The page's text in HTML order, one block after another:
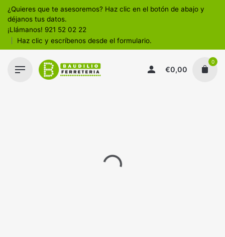
¿Quieres que te asesoremos? Haz clic en el botón de abajo y
déjanos tus datos.
¡Llámanos! 921 52 02 22
Haz clic y escríbenos desde el formulario.
€0,00
0